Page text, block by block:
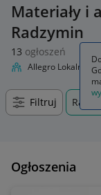
Materiały i
Radzymin
13 ogłoszeń
Allegro Lokalnie
Filtruj
Ogłoszenia